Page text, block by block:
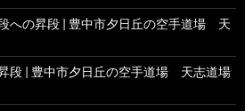
への昇段 | 豊中市夕日丘の空手道場 天
段 | 豊中市夕日丘の空手道場 天志道場